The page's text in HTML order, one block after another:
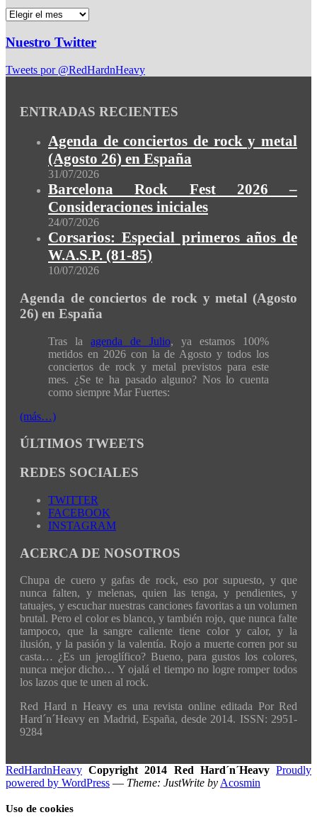
Nuestro Twitter
Tweets por @RedHardnHeavy
ENTRADAS RECIENTES
Agenda de conciertos de rock y metal
(Agosto 26) en España
31/07/2026
Barcelona Rock Fest 2026 –
Consideraciones iniciales
24/07/2026
Corsarios: Especial primeros años de
W.A.S.P. (81-85)
10/07/2026
Agenda de conciertos de rock y metal (Agosto
26) en España
Tras laagenda de Julio, ya estamos 100%
metidos en 2026 con la de Agosto y todos los
conciertos de rock y metal previstos para este
mes. ¿Se te ha pasado alguno? Nos lo cuenta
como siempre Mar Fuertes:
(más…)
ÚLTIMOS TWEETS
REDES SOCIALES
TWITTER
FACEBOOK
INSTAGRAM
ACERCA DE NOSOTROS
Chupa de cuero y gafas de rock, eso por supuesto, y que
nunca falten, y melenas, quien las tenga, y pendientes, y
tatuajes, y escuchar nuestras canciones favoritas a un volumen
brutal. Pero el color es blanco, y también rojo, que nunca falte
tampoco, que la sangre caliente tiene color y calor, y la
ilusión, y la pasión y la valentía. Rojo a muerte corren por su
casta… ¿Es un jeroglífico? Bueno, para gustos los colores,
nunca mejor dicho… Y ojalá el tiempo no logre romper todos
los lazos que te unen al rock.
Red Hard n Heavy es una revista online editada Por Red
Hard´n´Heavy en Madrid, España, desde 2014. ISSN: 2951-
9284
RedHardnHeavy Copyright 2014 Red Hard´n´Heavy Proudly
powered by WordPress — Theme: JustWrite by Acosmin
Uso de cookies